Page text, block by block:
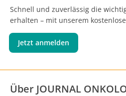
Schnell und zuverlässig die
erhalten – mit unserem
Jetzt anmelden
Über JOURNAL